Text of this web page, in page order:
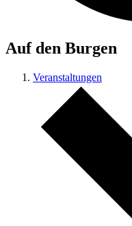
Auf den Burgen
Veranstaltungen